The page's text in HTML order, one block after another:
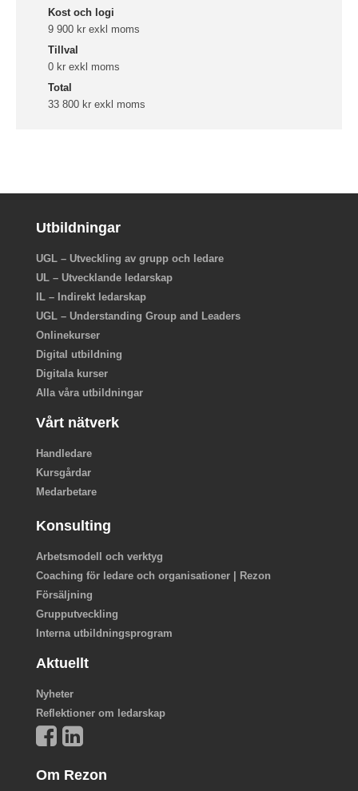
Kost och logi
9 900 kr exkl moms
Tillval
0 kr exkl moms
Total
33 800 kr exkl moms
Utbildningar
UGL – Utveckling av grupp och ledare
UL – Utvecklande ledarskap
IL – Indirekt ledarskap
UGL – Understanding Group and Leaders
Onlinekurser
Digital utbildning
Digitala kurser
Alla våra utbildningar
Vårt nätverk
Handledare
Kursgårdar
Medarbetare
Konsulting
Arbetsmodell och verktyg
Coaching för ledare och organisationer | Rezon
Försäljning
Grupputveckling
Interna utbildningsprogram
Aktuellt
Nyheter
Reflektioner om ledarskap
Om Rezon